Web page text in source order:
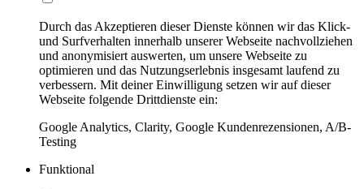
Durch das Akzeptieren dieser Dienste können wir das Klick-
und Surfverhalten innerhalb unserer Webseite nachvollziehen
und anonymisiert auswerten, um unsere Webseite zu
optimieren und das Nutzungserlebnis insgesamt laufend zu
verbessern. Mit deiner Einwilligung setzen wir auf dieser
Webseite folgende Drittdienste ein:
Google Analytics, Clarity, Google Kundenrezensionen, A/B-
Testing
Funktional